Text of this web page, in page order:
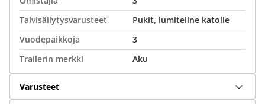
Talvisäilytysvarusteet
Pukit, lumiteline katolle
Vuodepaikkoja
3
Trailerin merkki
Aku
Varusteet